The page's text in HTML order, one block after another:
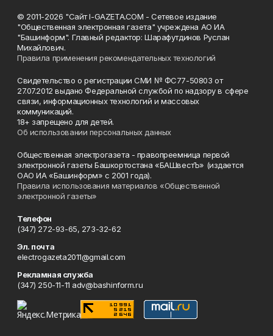
© 2011-2026 "Сайт I-GAZETA.COM - Сетевое издание
"Общественная электронная газета" учреждена АО ИА
"Башинформ". Главный редактор: Шарафутдинов Руслан
Михайлович.
Правила применения рекомендательных технологий
Свидетельство о регистрации СМИ № ФС77-50803 от
27.07.2012 выдано Федеральной службой по надзору в сфере
связи, информационных технологий и массовых
коммуникаций.
18+ запрещено для детей.
Об использовании персональных данных
Общественная электрогазета - правопреемница первой
электронной газеты Башкортостана «БАШвестЪ» (издается
ОАО ИА «Башинформ» с 2001 года).
Правила использования материалов «Общественной
электронной газеты»
Телефон
(347) 272-93-65, 273-32-62
Эл. почта
electrogazeta2011@gmail.com
Рекламная служба
(347) 250-11-11 adv@bashinform.ru